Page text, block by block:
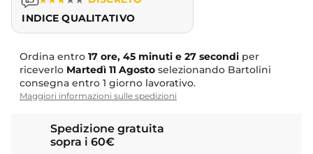
INDICE QUALITATIVO
Ordina entro 17 ore, 45 minuti e 26 secondi per
riceverlo Martedì 11 Agosto selezionando Bartolini
consegna entro 1 giorno lavorativo.
Maggiori informazioni sulle spedizioni
Spedizione gratuita
sopra i 60€